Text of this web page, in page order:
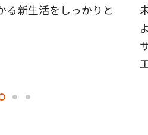
る新生活をしっかりと